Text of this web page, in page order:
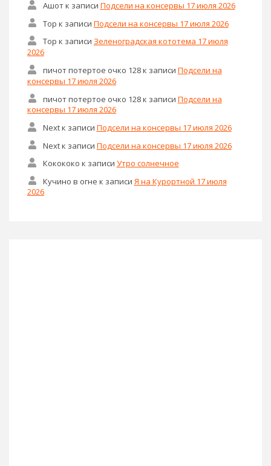
Ашотк записи Подсели на консервы 17 июля 2026
Тор к записи Подсели на консервы 17 июля 2026
Тор к записи Зеленоградская кототема 17 июля
2026
пичот потертое очко 128к записи Подсели на
консервы 17 июля 2026
пичот потертое очко 128к записи Подсели на
консервы 17 июля 2026
Nextк записи Подсели на консервы 17 июля 2026
Nextк записи Подсели на консервы 17 июля 2026
Кокококо к записи Утро солнечное
Кучино в огне к записи Я на Курортной 17 июля
2026